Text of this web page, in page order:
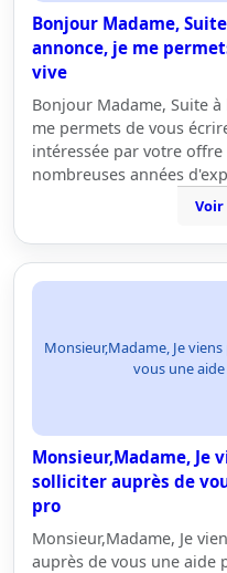
Bonjour Madame,
annonce, je me
vive
Bonjour Madame, Suite
me permets de vous
intéressée par votre
nombreuses années
Monsieur,Madame, Je
vous une
Monsieur,Madame, Je
solliciter auprès de
pro
Monsieur,Madame, Je
auprès de vous une aide